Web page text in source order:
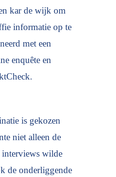
kar de wijk om
informatie op te
met een
enquête en
is gekozen
niet alleen de
interviews wilde
de onderliggende